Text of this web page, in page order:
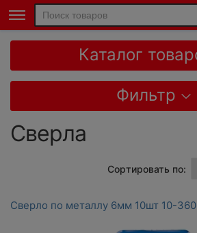
Каталог
Фильтр
Сверла
Сортировать по:
Сверло по металлу 6мм 10шт 10-360